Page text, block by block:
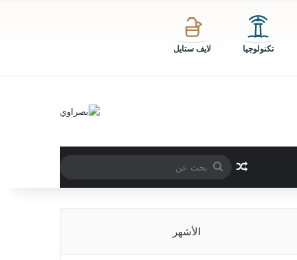
تكنولوجيا لايف ستايل
مقال عشوائي
بحث
عن
الأشهر